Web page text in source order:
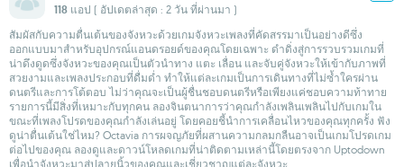
118 แอป ( อัปเดตล่าสุด : 2 วัน ที่ผ่านมา )
สัมผัสกับความตื่นเต้นของจังหวะด้วยเกมจังหวะเพลงที่คัดสรรมาเป็นอย่างดีซึ่ง
ออกแบบมาสำหรับอุปกรณ์แอนดรอยด์ของคุณโดยเฉพาะ ดำดิ่งสู่การรวบรวมเกมที่
น่าดึงดูดซึ่งจังหวะของคุณเป็นตัวนำทาง แตะ เลื่อน และจับคู่จังหวะให้เข้ากับภาพที่
สวยงามและเพลงประกอบที่ดื่มด่ำ ทำให้แต่ละเกมเป็นการเดินทางที่ไม่ซ้ำใครผ่าน
ดนตรีและการโต้ตอบ ไม่ว่าคุณจะเป็นผู้ชื่นชอบดนตรีหรือเพียงแค่ชอบความท้าทาย
รายการนี้มีสิ่งที่เหมาะกับทุกคน ลองจินตนาการว่าคุณกำลังเพลินเพลินไปกับเกมใน
ขณะที่เพลงโปรดของคุณกำลังเล่นอยู่ โดยคอยชี้นำการเคลื่อนไหวของคุณทุกครั้ง ฟัง
ดูน่าตื่นเต้นใช่ไหม? Octavia การผจญภัยที่ผสานความกลมกลืนอาจเป็นเกมโปรดเกม
ต่อไปของคุณ ลองดูและดาวน์โหลดเกมที่น่าติดตามเหล่านี้โดยตรงจาก Uptodown
เพื่อนำจังหวะมาสู่ปลายนิ้วของคุณและเชี่ยวชาญแต่ละจังหวะ